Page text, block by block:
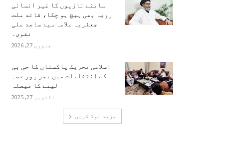
سامنے نازیوں کا غیر انسانی
رویہ بھی ہیچ ہو چکا، قائد ملت
جعفریہ علامہ سید ساجد علی
نقوی۔
جنوری 27, 2026
اسلامی تحریک پاکستان کا جی بی
کے انتخابات میں بھر پور حصہ
لینے کا فیصلہ
اکتوبر 27, 2025
مزید لوڈ کریں